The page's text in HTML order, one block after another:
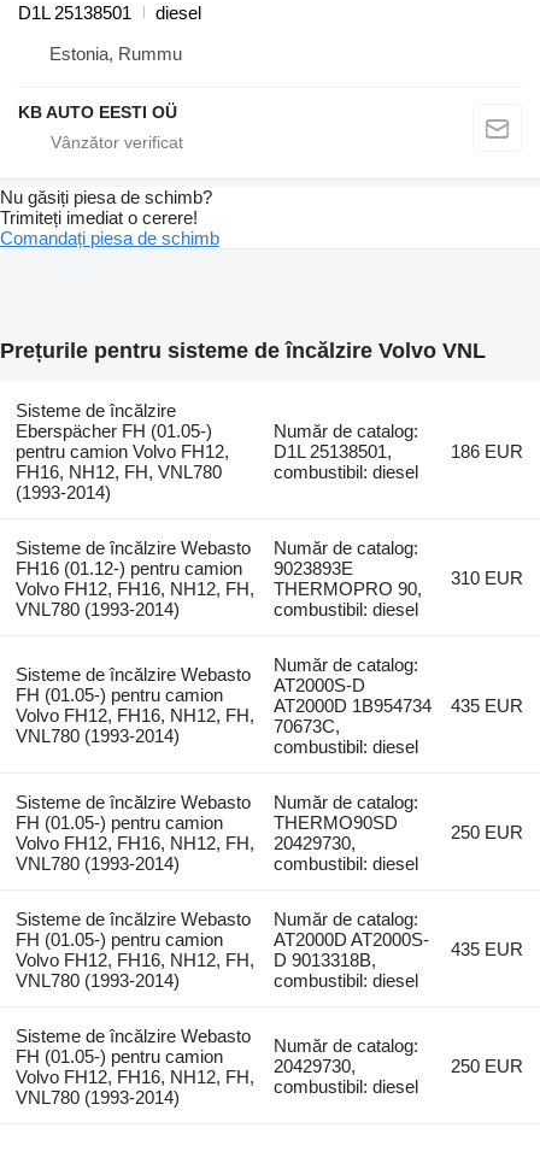
D1L 25138501
diesel
Estonia, Rummu
KB AUTO EESTI OÜ
Nu găsiți piesa de schimb?
Trimiteți imediat o cerere!
Comandați piesa de schimb
Prețurile pentru sisteme de încălzire Volvo VNL
Sisteme de încălzire
Eberspächer FH (01.05-)
pentru camion Volvo FH12,
FH16, NH12, FH, VNL780
(1993-2014)
Număr de catalog:
D1L 25138501,
combustibil: diesel
186 EUR
Sisteme de încălzire Webasto
FH16 (01.12-) pentru camion
Volvo FH12, FH16, NH12, FH,
VNL780 (1993-2014)
Număr de catalog:
9023893E
THERMOPRO 90,
combustibil: diesel
310 EUR
Sisteme de încălzire Webasto
FH (01.05-) pentru camion
Volvo FH12, FH16, NH12, FH,
VNL780 (1993-2014)
Număr de catalog:
AT2000S-D
AT2000D 1B954734
70673C,
combustibil: diesel
435 EUR
Sisteme de încălzire Webasto
FH (01.05-) pentru camion
Volvo FH12, FH16, NH12, FH,
VNL780 (1993-2014)
Număr de catalog:
THERMO90SD
20429730,
combustibil: diesel
250 EUR
Sisteme de încălzire Webasto
FH (01.05-) pentru camion
Volvo FH12, FH16, NH12, FH,
VNL780 (1993-2014)
Număr de catalog:
AT2000D AT2000S-
D 9013318B,
combustibil: diesel
435 EUR
Sisteme de încălzire Webasto
FH (01.05-) pentru camion
Volvo FH12, FH16, NH12, FH,
VNL780 (1993-2014)
Număr de catalog:
20429730,
combustibil: diesel
250 EUR